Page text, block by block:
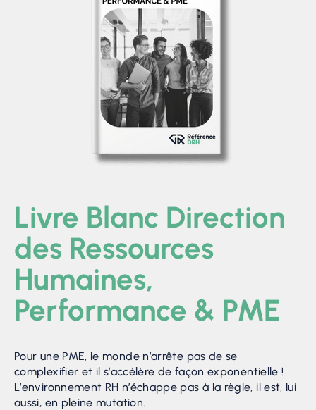
Livre Blanc Direction
des Ressources
Humaines,
Performance & PME
Pour une PME, le monde n’arrête pas de se
complexifier et il s’accélère de façon exponentielle !
L’environnement RH n’échappe pas à la règle, il est, lui
aussi, en pleine mutation.